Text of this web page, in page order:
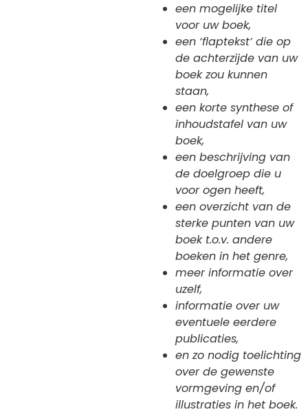
een mogelijke titel
voor uw boek,
een ‘flaptekst’ die op
de achterzijde van uw
boek zou kunnen
staan,
een korte synthese of
inhoudstafel van uw
boek,
een beschrijving van
de doelgroep die u
voor ogen heeft,
een overzicht van de
sterke punten van uw
boek t.o.v. andere
boeken in het genre,
meer informatie over
uzelf,
informatie over uw
eventuele eerdere
publicaties,
en zo nodig toelichting
over de gewenste
vormgeving en/of
illustraties in het boek.